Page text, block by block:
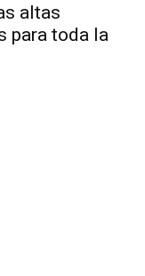
altas
para toda la